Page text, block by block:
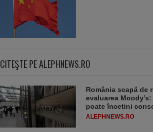
CITEŞTE PE ALEPHNEWS.RO
România scapă de
evaluarea
poate încetini
ALEPHNEWS.RO